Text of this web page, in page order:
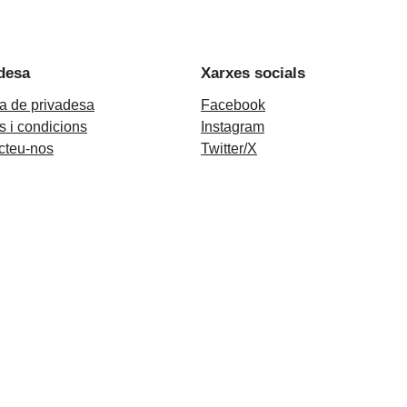
de privadesa
i condicions
nos
Xarxes socials
Facebook
Instagram
Twitter/X